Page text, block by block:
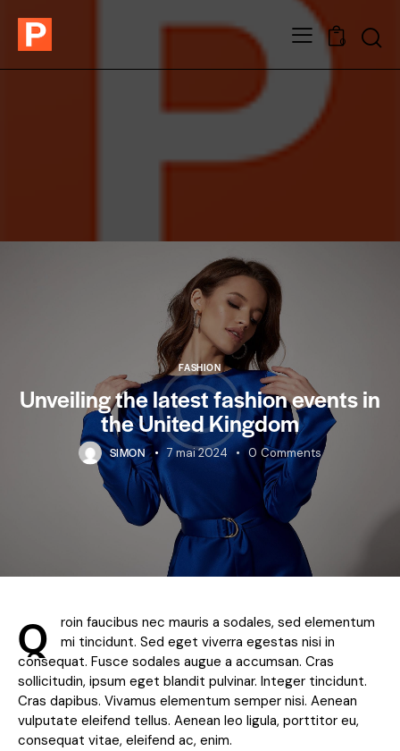
0
FASHION
Unveiling the latest fashion events in
the United Kingdom
SIMON 7 mai 2024 0 Comments
Q
roin faucibus nec mauris a sodales, sed elementum
mi tincidunt. Sed eget viverra egestas nisi in
consequat. Fusce sodales augue a accumsan. Cras
sollicitudin, ipsum eget blandit pulvinar. Integer tincidunt.
Cras dapibus. Vivamus elementum semper nisi. Aenean
vulputate eleifend tellus. Aenean leo ligula, porttitor eu,
consequat vitae, eleifend ac, enim.